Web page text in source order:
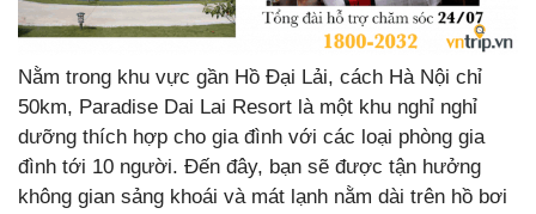
Nằm trong khu vực gần Hồ Đại Lải, cách Hà Nội chỉ
50km, Paradise Dai Lai Resort là một khu nghỉ nghỉ
dưỡng thích hợp cho gia đình với các loại phòng gia
đình tới 10 người. Đến đây, bạn sẽ được tận hưởng
không gian sảng khoái và mát lạnh nằm dài trên hồ bơi